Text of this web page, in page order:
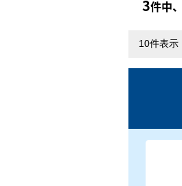
3件中、